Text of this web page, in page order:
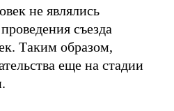
не являлись
съезда
Таким образом,
еще на стадии